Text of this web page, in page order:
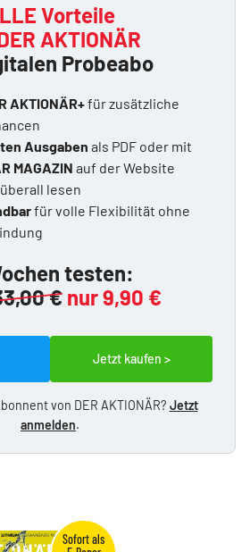
Vorteile
AKTIONÄR
Probeabo
AKTIONÄR+für zusätzliche
Ausgaben als PDF oder mit
MAGAZIN auf der Website
lesen
für volle Flexibilität ohne
testen:
€ nur 9,90 €
Jetzt kaufen >
von DER AKTIONÄR? Jetzt
anmelden.